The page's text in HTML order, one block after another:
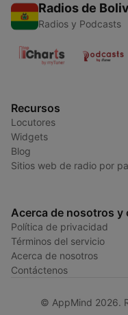
Radios de
Radios y Podcasts
Recursos
Locutores
Widgets
Blog
Sitios web de radio por
Acerca de nosotros y
Política de privacidad
Términos del servicio
Acerca de nosotros
Contáctenos
© AppMind 2026.